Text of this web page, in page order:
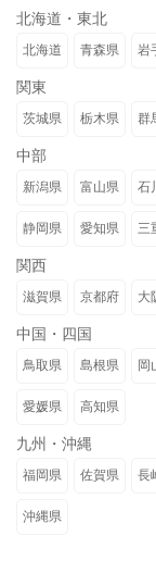
北海道・東北
北海道 青森県 岩
関東
茨城県 栃木県 群
中部
新潟県 富山県 石
静岡県 愛知県 三
関西
滋賀県 京都府 大
中国・四国
鳥取県 島根県 岡
愛媛県 高知県
九州・沖縄
福岡県 佐賀県 長
沖縄県